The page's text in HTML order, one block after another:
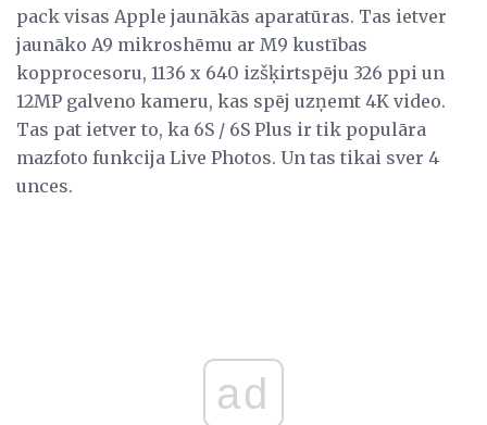
pack visas Apple jaunākās aparatūras. Tas ietver
jaunāko A9 mikroshēmu ar M9 kustības
kopprocesoru, 1136 x 640 izšķirtspēju 326 ppi un
12MP galveno kameru, kas spēj uzņemt 4K video.
Tas pat ietver to, ka 6S / 6S Plus ir tik populāra
mazfoto funkcija Live Photos. Un tas tikai sver 4
unces.
ad